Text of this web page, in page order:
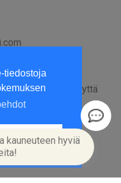
tiedostoja
8
| Ota yhteyttä
kauneuteen hyviä